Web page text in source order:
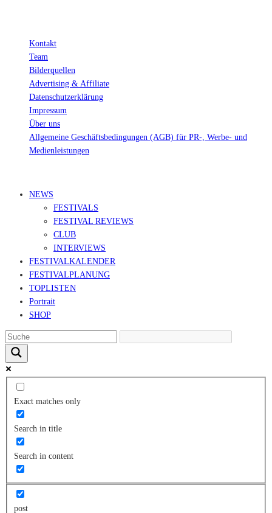
Kontakt
Team
Bilderquellen
Advertising & Affiliate
Datenschutzerklärung
Impressum
Über uns
Allgemeine Geschäftsbedingungen (AGB) für PR-, Werbe- und
Medienleistungen
NEWS
FESTIVALS
FESTIVAL REVIEWS
CLUB
INTERVIEWS
FESTIVALKALENDER
FESTIVALPLANUNG
TOPLISTEN
Portrait
SHOP
Exact matches only
Search in title
Search in content
post